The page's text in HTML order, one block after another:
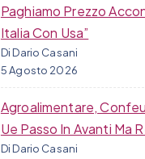
Paghiamo Prezzo
Italia Con Usa”
Di Dario Casani
5 Agosto 2026
Agroalimentare,
Ue Passo In Avanti Ma
Di Dario Casani